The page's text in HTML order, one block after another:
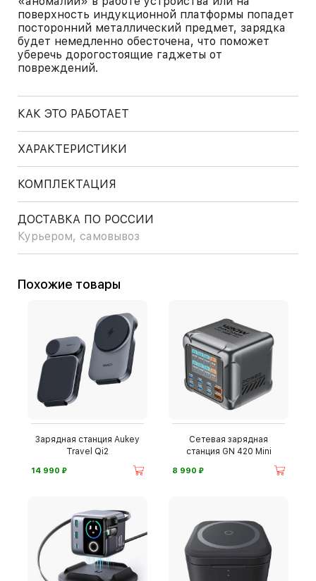
поверхность индукционной платформы попадет
посторонний металлический предмет, зарядка
будет немедленно обесточена, что поможет
уберечь дорогостоящие гаджеты от
повреждений.
КАК ЭТО РАБОТАЕТ
ХАРАКТЕРИСТИКИ
КОМПЛЕКТАЦИЯ
ДОСТАВКА ПО РОССИИ
Курьером, самовывоз
Похожие товары
Зарядная станция Aukey
Travel Qi2
14 990 ⃏
Сетевая зарядная
станция GN 420 Mini
8 990 ⃏